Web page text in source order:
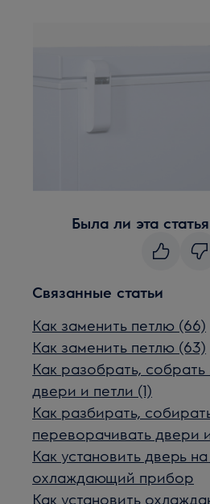
Была ли эта
Связанные статьи
Как заменить петлю (66)
Как заменить петлю (63)
Как разобрать,
двери и петли (1)
Как разбирать,
переворачивать двери
Как установить дверь
охлаждающий прибор
Как установить